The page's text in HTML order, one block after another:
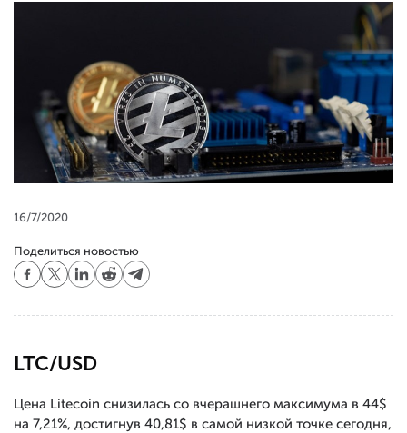
16/7/2020
Поделиться новостью
LTC/USD
Цена Litecoin снизилась со вчерашнего максимума в 44$
на 7,21%, достигнув 40,81$ в самой низкой точке сегодня,